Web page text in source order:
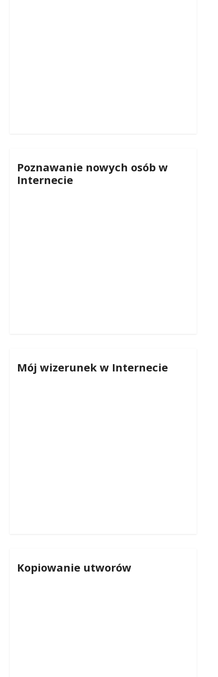
Poznawanie nowych osób w
Internecie
Mój wizerunek w Internecie
Kopiowanie utworów